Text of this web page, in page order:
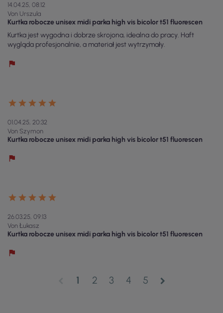
14.04.25, 08:12
Von Urszula
Kurtka robocze unisex midi parka high vis bicolor t51 fluorescen
Kurtka jest wygodna i dobrze skrojona, idealna do pracy. Haft
wygląda profesjonalnie, a materiał jest wytrzymały.
01.04.25, 20:32
Von Szymon
Kurtka robocze unisex midi parka high vis bicolor t51 fluorescen
26.03.25, 09:13
Von Łukasz
Kurtka robocze unisex midi parka high vis bicolor t51 fluorescen
1 2 3 4 5 chevron_right